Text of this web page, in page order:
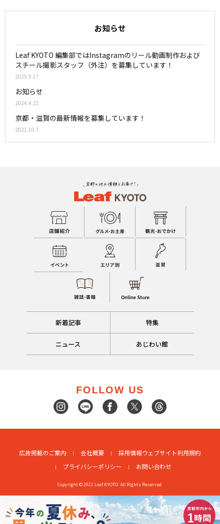
お知らせ
Leaf KYOTO 編集部ではInstagramのリール動画制作および
スチール撮影スタッフ（外注）を募集しています！
2025.9.17
お知らせ
2024.4.22
京都・滋賀の最新情報を募集しています！
2021.10.7
新着記事 特集
ニュース あじわい館
FOLLOW US
広告掲載のご案内 会社概要 採用情報ウェブサイト利用規約
プライバシーポリシー
お問い合わせ
Copyright © 2021 Leaf KYOTO. All Rights Reserved.